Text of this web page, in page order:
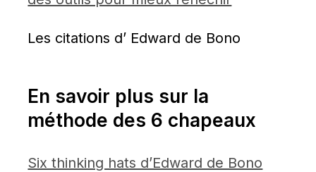
Les citations d’ Edward de Bono
En savoir plus sur la
méthode des 6 chapeaux
Six thinking hats d’Edward de Bono